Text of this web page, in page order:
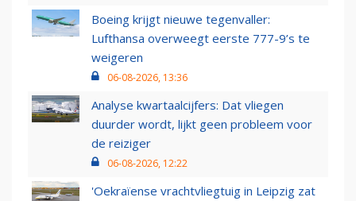
Boeing krijgt nieuwe tegenvaller:
Lufthansa overweegt eerste 777-9’s te
weigeren
06-08-2026, 13:36
Analyse kwartaalcijfers: Dat vliegen
duurder wordt, lijkt geen probleem voor
de reiziger
06-08-2026, 12:22
'Oekraïense vrachtvliegtuig in Leipzig zat